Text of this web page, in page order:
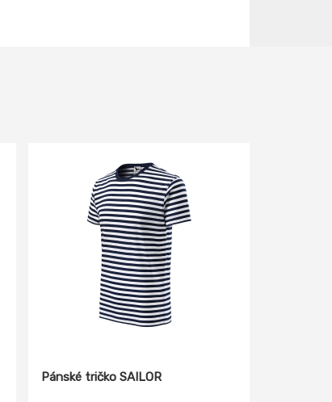
Pánské tričko SAILOR